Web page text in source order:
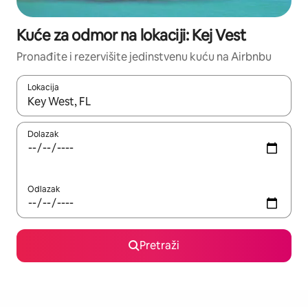
Kuće za odmor na lokaciji: Kej Vest
Pronađite i rezervišite jedinstvenu kuću na Airbnbu
Lokacija
Kad rezultati budu dostupni, krećite se gore i dolje pomoću
Dolazak
Odlazak
Pretraži